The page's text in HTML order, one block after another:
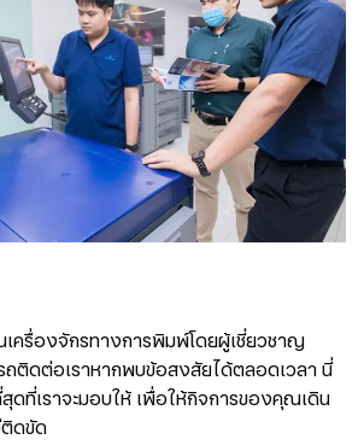
เครื่องจักรทางการพิมพ์โดยผู้เชี่ยวชาญ
ติดต่อเราหากพบข้อสงสัยได้ตลอดเวลา นี่
ดที่เราจะมอบให้ เพื่อให้กิจการของคุณเดิน
ดขัด